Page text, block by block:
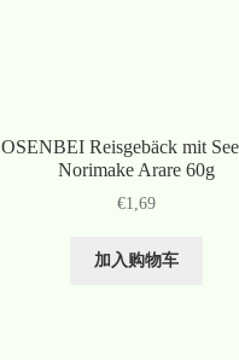
OSENBEI Reisgebäck mit
Norimake Arare 60g
€1,69
加入购物车